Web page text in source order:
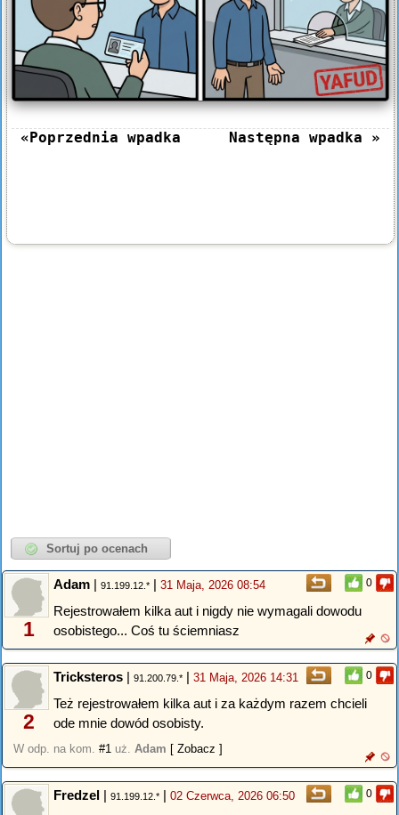
«Poprzednia wpadka Następna wpadka »
0
1
Adam | 91.199.12.* | 31 Maja, 2026 08:54
Rejestrowałem kilka aut i nigdy nie wymagali dowodu
osobistego... Coś tu ściemniasz
0
2
Tricksteros | 91.200.79.* | 31 Maja, 2026 14:31
Też rejestrowałem kilka aut i za każdym razem chcieli
ode mnie dowód osobisty.
W odp. na kom. #1 uż. Adam [ Zobacz ]
0
Fredzel | 91.199.12.* | 02 Czerwca, 2026 06:50